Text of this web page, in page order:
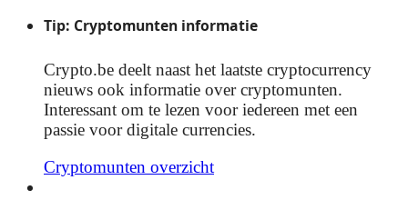
Tip: Cryptomunten informatie
Crypto.be deelt naast het laatste cryptocurrency
nieuws ook informatie over cryptomunten.
Interessant om te lezen voor iedereen met een
passie voor digitale currencies.
Cryptomunten overzicht